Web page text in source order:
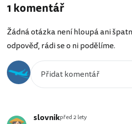
1 komentář
Žádná otázka není hloupá ani
odpověď, rádi se o ni podělíme.
slovnikpřed 2 lety